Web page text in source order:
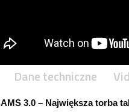
Dane techniczne
3.0 – Największa torba